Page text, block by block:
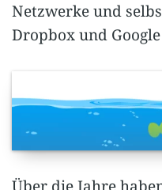
Netzwerke und
Dropbox und